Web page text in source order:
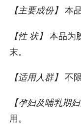
【主要成份】 本
【性 状】 本品为
末。
【适用人群】 不限
【孕妇及哺乳期
用。